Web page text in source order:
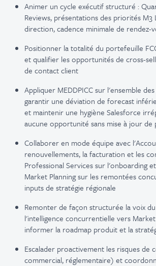
Animer un cycle exécutifstructuré :
Reviews, présentationsdes priorités M3
direction, cadence minimale de rendez-
Positionner latotalité du portefeuille
et qualifier lesopportunitésde cross-
de contact client
Appliquer MEDDPICC sur l'ensemble des
garantir une déviation de forecast
et maintenir une hygiène Salesforce
aucune opportunité sans mise à jour de
Collaboreren mode équipe avec
renouvellements, lafacturation et les
Professional Services sur l'onboardinget
Market Planning sur les remontées
inputs de stratégie régionale
Remonterde façon structurée la voix
l'intelligence concurrentielle vers
informer la roadmap produitet la
Escalader proactivement les risquesde
commercial, réglementaire) et